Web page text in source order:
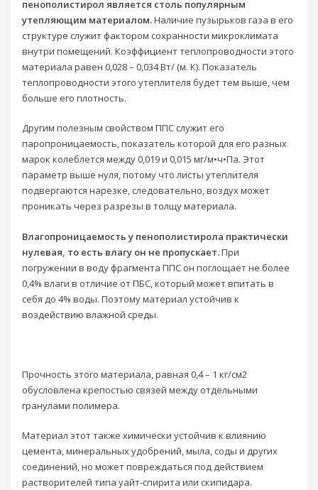
пенополистирол является столь популярным
утепляющим материалом.Наличие пузырьков газа в его
структуре служит фактором сохранности микроклимата
внутри помещений. Коэффициент теплопроводности этого
материала равен 0,028 – 0,034 Вт/ (м. К). Показатель
теплопроводности этого утеплителя будет тем выше, чем
больше его плотность.
Другим полезным свойством ППС служит его
паропроницаемость, показатель которой для его разных
марок колеблется между 0,019 и 0,015 мг/м•ч•Па. Этот
параметр выше нуля, потому что листы утеплителя
подвергаются нарезке, следовательно, воздух может
проникать через разрезы в толщу материала.
Влагопроницаемость у пенополистирола практически
нулевая, то есть влагу он не пропускает.При
погружении в воду фрагмента ППС он поглощает не более
0,4% влаги в отличие от ПБС, который может впитать в
себя до 4% воды. Поэтому материал устойчив к
воздействию влажной среды.
Прочность этого материала, равная 0,4 – 1 кг/см2
обусловлена крепостью связей между отдельными
гранулами полимера.
Материал этот также химически устойчив к влиянию
цемента, минеральных удобрений, мыла, соды и других
соединений, но может повреждаться под действием
растворителей типа уайт-спирита или скипидара.